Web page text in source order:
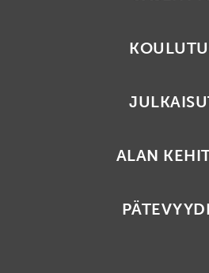
ALAN